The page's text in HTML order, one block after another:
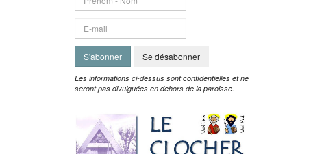
S'abonner Se désabonner
Les informations ci-dessus sont confidentielles et ne
seront pas divulguées en dehors de la paroisse.